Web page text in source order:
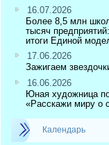
16.07.2026
Более 8,5 млн
тысяч
итоги Единой
17.06.2026
Зажигаем
16.06.2026
Юная художница
«Расскажи миру о
Календарь